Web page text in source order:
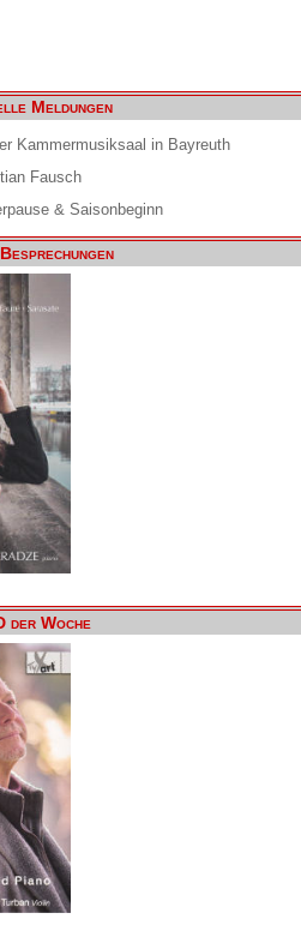
Meldungen
Kammermusiksaal in Bayreuth
Fausch
& Saisonbeginn
der Woche